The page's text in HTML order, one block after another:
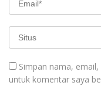
Simpan nama,
untuk komentar saya